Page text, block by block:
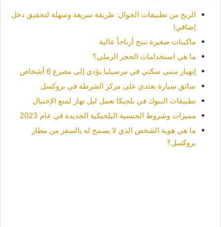
الربح من تطبيقات الجوال: طريقة سريعة وسهلة لتحقيق دخل
إضافي!
ماكينات صغيرة تنتج أرباحاً عالية
ما هي استخدامات الحجر الرملي؟
إنهيار مبنى سكني في مرسيليا يؤدي إلى مصرع 6 أشخاص
سائق سيارة يعتدي على مركز الشرطة في بروكسل
تطبيقات البنوك في بلجيكا تعمل ليل نهار لمنع الإحتيال
مميزات وشروط الجنسية البلجيكية الجديدة في عام 2023
ما هي هوية الشخص الذي لا يسمح له بالسفر من مطار
بروكسل؟